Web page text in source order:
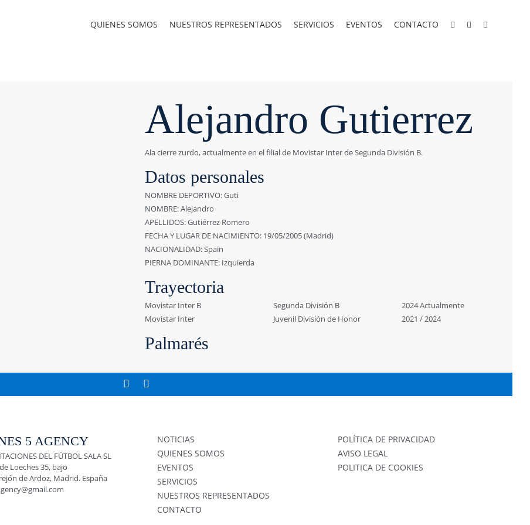
QUIENES SOMOS NUESTROS REPRESENTADOS SERVICIOS EVENTOS CONTACTO
Alejandro Gutierrez
Ala cierre zurdo, actualmente en el filial de Movistar Inter de Segunda División B.
Datos personales
NOMBRE DEPORTIVO: Guti
NOMBRE: Alejandro
APELLIDOS: Gutiérrez Romero
FECHA Y LUGAR DE NACIMIENTO: 19/05/2005 (Madrid)
NACIONALIDAD: Spain
PIERNA DOMINANTE: Izquierda
Trayectoria
Movistar Inter B Segunda División B
2024 Actualmente
Movistar Inter
Juvenil División de Honor 2021 / 2024
Palmarés
5 AGENCY
DEL FÚTBOL SALA SL
Loeches 35, bajo
de Ardoz, Madrid. España
NOTICIAS
QUIENES SOMOS
EVENTOS
SERVICIOS
NUESTROS REPRESENTADOS
CONTACTO
POLÍTICA DE PRIVACIDAD
AVISO LEGAL
POLITICA DE COOKIES